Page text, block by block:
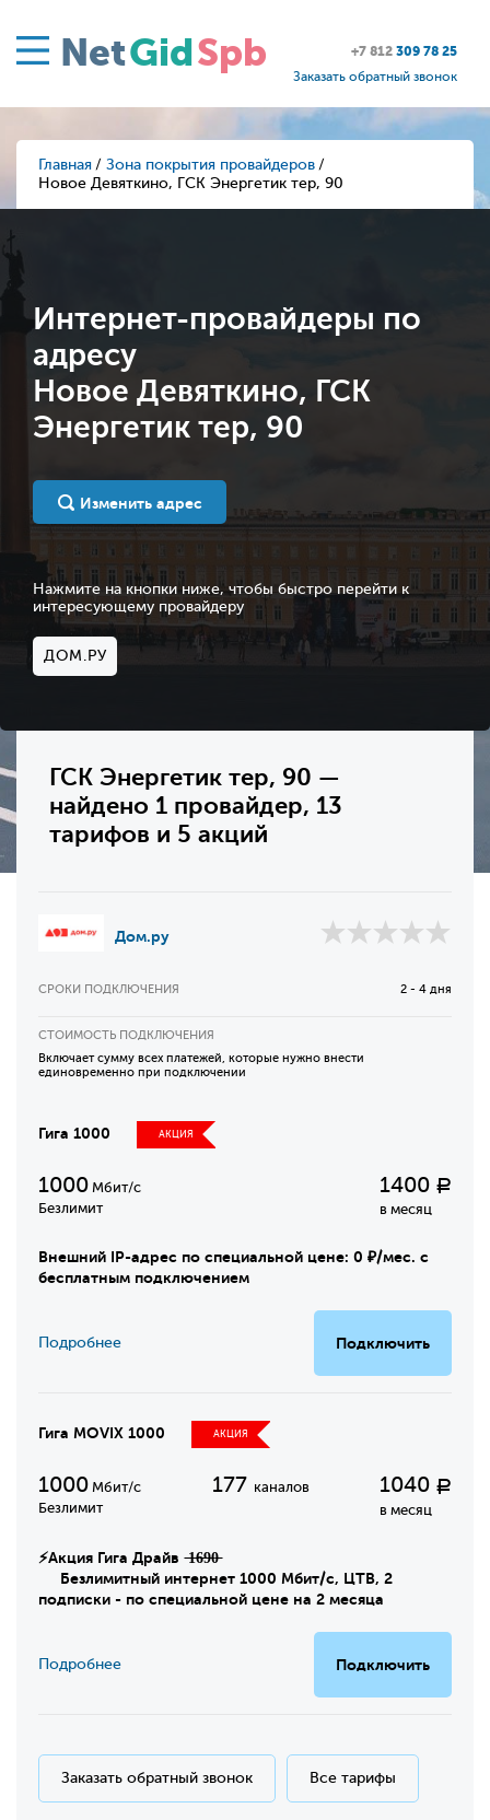
NetGidSpb +7 812 309 78 25
Заказать обратный звонок
Главная
Зона покрытия провайдеров
Новое Девяткино, ГСК Энергетик тер, 90
Интернет-провайдеры по
адресу
Новое Девяткино, ГСК
Энергетик тер, 90
Изменить адрес
Нажмите на кнопки ниже, чтобы быстро перейти к
интересующему провайдеру
ДОМ.РУ
ГСК Энергетик тер, 90 —
найдено 1 провайдер, 13
тарифов и 5 акций
Дом.ру
СРОКИ ПОДКЛЮЧЕНИЯ 2 - 4 дня
СТОИМОСТЬ ПОДКЛЮЧЕНИЯ
Включает сумму всех платежей, которые нужно внести
единовременно при подключении
Гига 1000 АКЦИЯ
1000 Мбит/с
Безлимит
1400 Р
в месяц
Внешний IP-адрес по специальной цене: 0 ₽/мес. с
бесплатным подключением
Подключить
Подробнее
Гига MOVIX 1000 АКЦИЯ
1000 Мбит/с
Безлимит
177 каналов 1040 Р
в месяц
⚡Акция Гига Драйв ̶1̶6̶9̶0̶
Безлимитный интернет 1000 Мбит/с, ЦТВ, 2
подписки - по специальной цене на 2 месяца
Подключить
Подробнее
Заказать обратный звонок Все тарифы